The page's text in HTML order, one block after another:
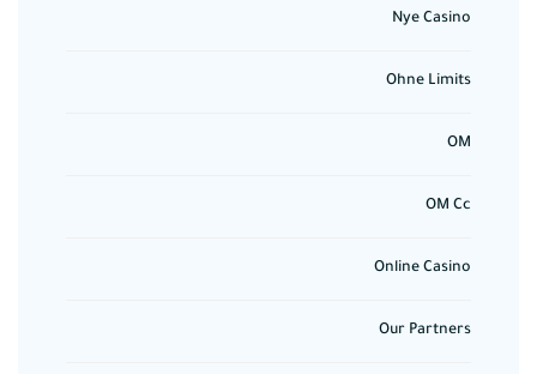
Nye Casino
Ohne Limits
OM
OM Cc
Online Casino
Our Partners